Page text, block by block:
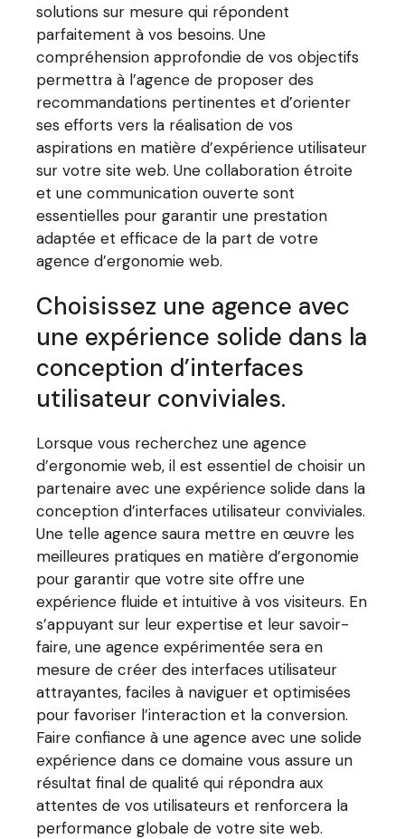
solutions sur mesure qui répondent
parfaitement à vos besoins. Une
compréhension approfondie de vos objectifs
permettra à l’agence de proposer des
recommandations pertinentes et d’orienter
ses efforts vers la réalisation de vos
aspirations en matière d’expérience utilisateur
sur votre site web. Une collaboration étroite
et une communication ouverte sont
essentielles pour garantir une prestation
adaptée et efficace de la part de votre
agence d’ergonomie web.
Choisissez une agence avec
une expérience solide dans la
conception d’interfaces
utilisateur conviviales.
Lorsque vous recherchez une agence
d’ergonomie web, il est essentiel de choisir un
partenaire avec une expérience solide dans la
conception d’interfaces utilisateur conviviales.
Une telle agence saura mettre en œuvre les
meilleures pratiques en matière d’ergonomie
pour garantir que votre site offre une
expérience fluide et intuitive à vos visiteurs. En
s’appuyant sur leur expertise et leur savoir-
faire, une agence expérimentée sera en
mesure de créer des interfaces utilisateur
attrayantes, faciles à naviguer et optimisées
pour favoriser l’interaction et la conversion.
Faire confiance à une agence avec une solide
expérience dans ce domaine vous assure un
résultat final de qualité qui répondra aux
attentes de vos utilisateurs et renforcera la
performance globale de votre site web.